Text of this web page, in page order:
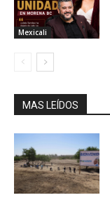
Mexicali
MAS LEÍDOS